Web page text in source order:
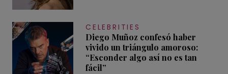
CELEBRITIES
Diego Muñoz confesó haber
vivido un triángulo amoroso:
“Esconder algo así no es tan
fácil”